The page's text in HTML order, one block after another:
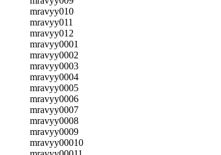
mravyy010
mravyy011
mravyy012
mravyy0001
mravyy0002
mravyy0003
mravyy0004
mravyy0005
mravyy0006
mravyy0007
mravyy0008
mravyy0009
mravyy00010